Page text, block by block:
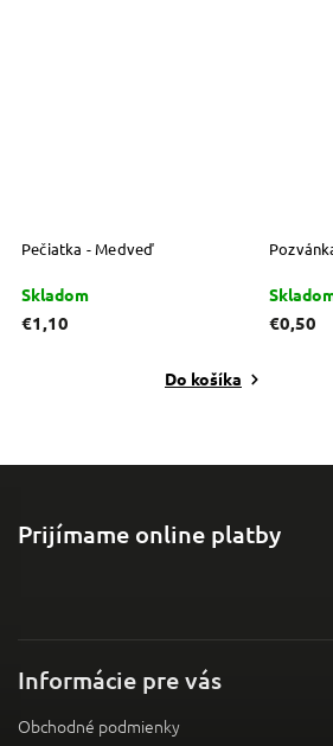
Pečiatka - Medveď
Skladom
€1,10
Do košíka
€0,50
Prijímame online platby
Informácie pre vás
Obchodné podmienky